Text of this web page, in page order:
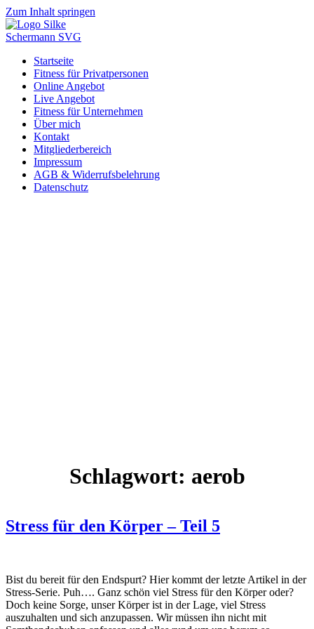
Zum Inhalt springen
Startseite
Fitness für Privatpersonen
Online Angebot
Live Angebot
Fitness für Unternehmen
Über mich
Kontakt
Mitgliederbereich
Impressum
AGB & Widerrufsbelehrung
Datenschutz
Schlagwort: aerob
Stress für den Körper – Teil 5
Bist du bereit für den Endspurt? Hier kommt der letzte Artikel in der
Stress-Serie. Puh…. Ganz schön viel Stress für den Körper oder?
Doch keine Sorge, unser Körper ist in der Lage, viel Stress
auszuhalten und sich anzupassen. Wir müssen ihn nicht mit